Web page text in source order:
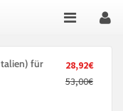
28,92€
53,00€
für